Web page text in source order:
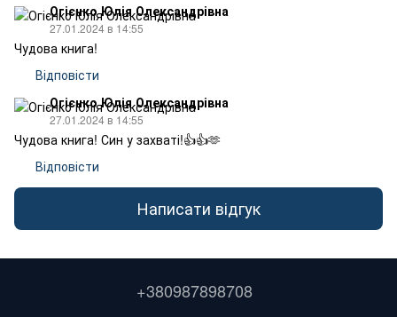
Огієнко Юлія Олександрівна
27.01.2024 в 14:55
Чудова книга!
Відповісти
Огієнко Юлія Олександрівна
27.01.2024 в 14:55
Чудова книга! Син у захваті!👍👍🫶
Відповісти
Написати відгук
+380987898708